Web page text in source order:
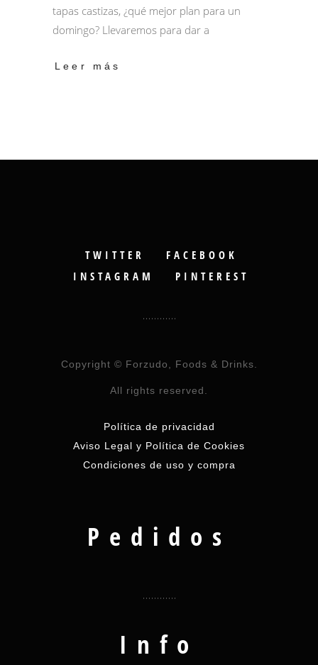
tapas castizas, ¿qué mejor plan para un
domingo? Llevaremos para dar a
Leer más
TWITTER
FACEBOOK
INSTAGRAM
PINTEREST
Copyright © Forzudo, Foods & Drinks.
All rights reserved.
Política de privacidad
Aviso Legal y Política de Cookies
Condiciones de uso y compra
Pedidos
Info